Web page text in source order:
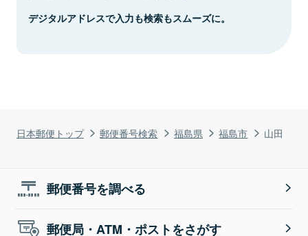
日本郵便トップ 郵便番号検索 福島県 福島市 山田
デジタルアドレスで入力も検索もスムーズに。
郵便番号を調べる
郵便局・ATM・ポストをさがす